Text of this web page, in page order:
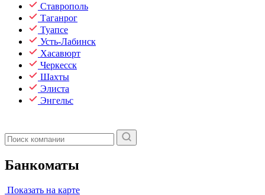
Ставрополь
Таганрог
Туапсе
Усть-Лабинск
Хасавюрт
Черкесск
Шахты
Элиста
Энгельс
Банкоматы
Показать на карте